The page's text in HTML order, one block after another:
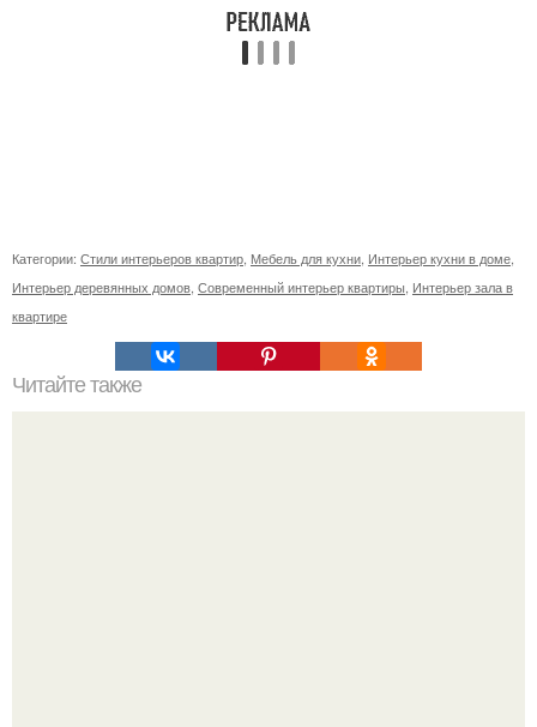
Категории: Стили интерьеров квартир, Мебель для кухни, Интерьер кухни в доме,
Интерьер деревянных домов, Современный интерьер квартиры, Интерьер зала в
квартире
Читайте также